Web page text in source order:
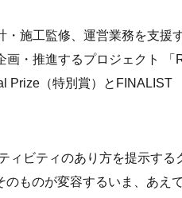
・施工監修、運営業務を支援
画・推進するプロジェクト 「
Prize（特別賞）とFINALIST
ィビティのあり方を提示する
ものが変容するいま、あえ